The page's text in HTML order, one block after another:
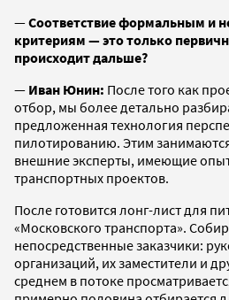
—Соответствие формальным и
критериям — это только
происходит дальше?
— Иван Юнин: После того как
отбор, мы более детально
предложенная технология
пилотированию. Этим
внешние эксперты, имеющие
транспортных проектов.
После готовится лонг-лист для
«Московского транспорта».
непосредственные заказчики:
организаций, их заместители и
среднем в потоке